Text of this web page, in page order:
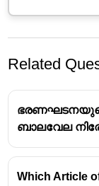
Related
ബാലവേല
Which Article